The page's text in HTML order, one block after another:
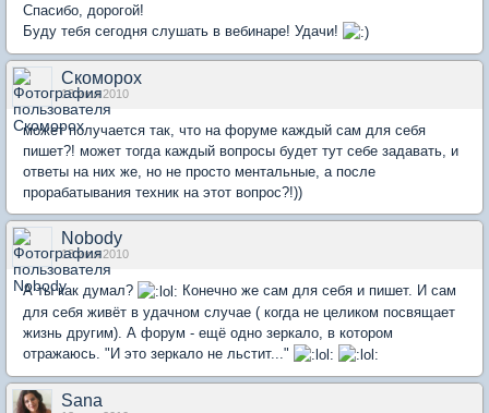
Спасибо, дорогой!
Буду тебя сегодня слушать в вебинаре! Удачи!
Скоморох
13 июл 2010
может получается так, что на форуме каждый сам для себя
пишет?! может тогда каждый вопросы будет тут себе задавать, и
ответы на них же, но не просто ментальные, а после
прорабатывания техник на этот вопрос?!))
Nobody
13 июл 2010
А ты как думал?
Конечно же сам для себя и пишет. И сам
для себя живёт в удачном случае ( когда не целиком посвящает
жизнь другим). А форум - ещё одно зеркало, в котором
отражаюсь. "И это зеркало не льстит..."
Sana